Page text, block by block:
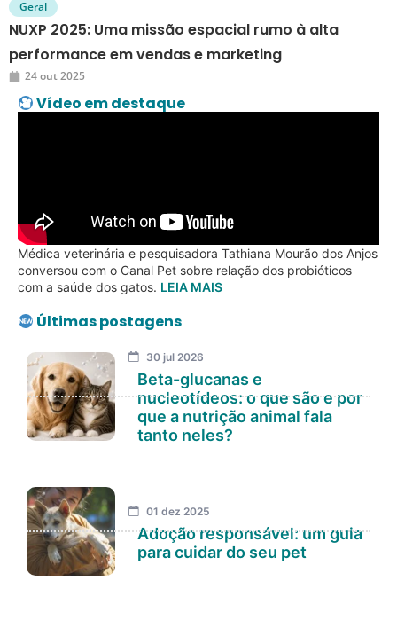
Geral
NUXP 2025: Uma missão espacial rumo à alta
performance em vendas e marketing
24 out 2025
Vídeo em destaque
Médica veterinária e pesquisadora Tathiana Mourão dos Anjos
conversou com o Canal Pet sobre relação dos probióticos
com a saúde dos gatos. LEIA MAIS
Últimas postagens
30 jul 2026
Beta-glucanas e
nucleotídeos: o que são e por
que a nutrição animal fala
tanto neles?
01 dez 2025
Adoção responsável: um guia
para cuidar do seu pet